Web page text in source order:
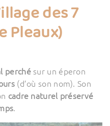
des 7
Pleaux)
perchésur un éperon
(d’où son nom). Son
cadre naturel préservé
.